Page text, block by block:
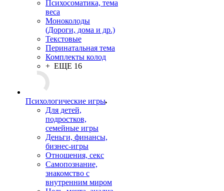
Психосоматика, тема
веса
Моноколоды
(Дороги, дома и др.)
Текстовые
Перинатальная тема
Комплекты колод
+ ЕЩЕ 16
Психологические игры
Для детей,
подростков,
семейные игры
Деньги, финансы,
бизнес-игры
Отношения, секс
Самопознание,
знакомство с
внутренним миром